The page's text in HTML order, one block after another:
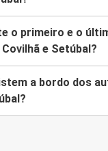
o primeiro e o
e Setúbal?
a bordo dos